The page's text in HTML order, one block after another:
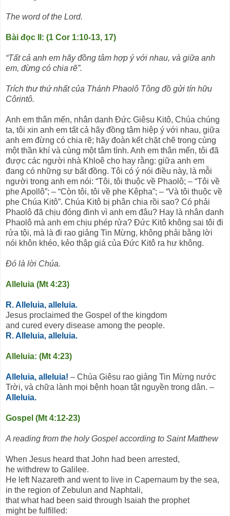
The word of the Lord.
Bài đọc II: (1 Cor 1:10-13, 17)
“Tất cả anh em hãy đồng tâm hợp ý với nhau, và giữa anh
em, đừng có chia rẽ”.
Trích thư thứ nhất của Thánh Phaolô Tông đồ gửi tín hữu
Côrintô.
Anh em thân mến, nhân danh Ðức Giêsu Kitô, Chúa chúng
ta, tôi xin anh em tất cả hãy đồng tâm hiệp ý với nhau, giữa
anh em đừng có chia rẽ; hãy đoàn kết chặt chẽ trong cùng
một thần khí và cùng một tâm tình. Anh em thân mến, tôi đã
được các người nhà Khloê cho hay rằng: giữa anh em
đang có những sự bất đồng. Tôi có ý nói điều này, là mỗi
người trong anh em nói: “Tôi, tôi thuộc về Phaolô; – “Tôi về
phe Apollô”; – “Còn tôi, tôi về phe Kêpha”; – “Và tôi thuộc về
phe Chúa Kitô”. Chúa Kitô bị phân chia rồi sao? Có phải
Phaolô đã chịu đóng đinh vì anh em đâu? Hay là nhân danh
Phaolô mà anh em chịu phép rửa? Ðức Kitô không sai tôi đi
rửa tội, mà là đi rao giảng Tin Mừng, không phải bằng lời
nói khôn khéo, kẻo thập giá của Ðức Kitô ra hư không.
Ðó là lời Chúa.
Alleluia (Mt 4:23)
R. Alleluia, alleluia.
Jesus proclaimed the Gospel of the kingdom
and cured every disease among the people.
R. Alleluia, alleluia.
Alleluia: (Mt 4:23)
Alleluia, alleluia! – Chúa Giêsu rao giảng Tin Mừng nước
Trời, và chữa lành mọi bệnh hoạn tật nguyền trong dân. –
Alleluia.
Gospel (Mt 4:12-23)
A reading from the holy Gospel according to Saint Matthew
When Jesus heard that John had been arrested,
he withdrew to Galilee.
He left Nazareth and went to live in Capernaum by the sea,
in the region of Zebulun and Naphtali,
that what had been said through Isaiah the prophet
might be fulfilled: